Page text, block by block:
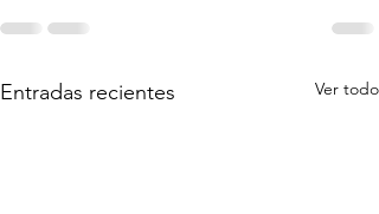
Entradas recientes Ver todo